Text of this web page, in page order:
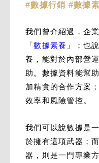
#數據行銷 #數據
我們曾介紹過，企
「數據素養 」；也
養，能對於內部營
助。數據資料能幫
加精實的合作方案
效率和風險管控。
我們可以說數據是
於擁有這項武器；
器，則是一門專業方